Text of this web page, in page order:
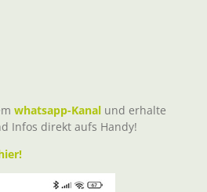
whatsapp-Kanal und erhalte
Infos direkt aufs Handy!